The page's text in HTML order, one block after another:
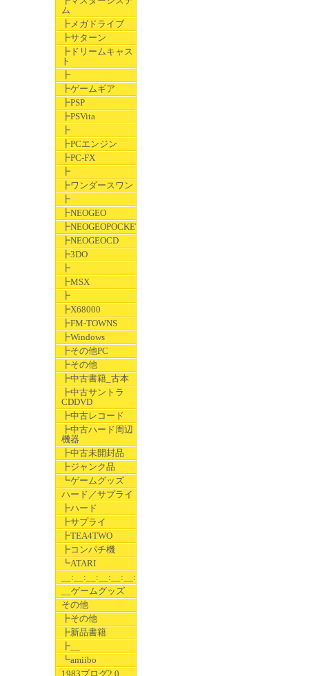
ム
┣メガドライブ
┣サターン
┣ドリームキャス
ト
┣
┣ゲームギア
┣PSP
┣PSVita
┣
┣PCエンジン
┣PC-FX
┣
┣ワンダースワン
┣
┣NEOGEO
┣NEOGEOPOCKET
┣NEOGEOCD
┣3DO
┣
┣MSX
┣
┣X68000
┣FM-TOWNS
┣Windows
┣その他PC
┣その他
┣中古書籍_古本
┣中古サントラ
CDDVD
┣中古レコード
┣中古ハード周辺
機器
┣中古未開封品
┣ジャンク品
┗ゲームグッズ
ハード／サプライ
┣ハード
┣サプライ
┣TEA4TWO
┣コンパチ機
┗ATARI
__:__:__:__:__:__:__
__ゲームグッズ
その他
┣その他
┣新品書籍
┣__
┗amiibo
1983ブログ2.0